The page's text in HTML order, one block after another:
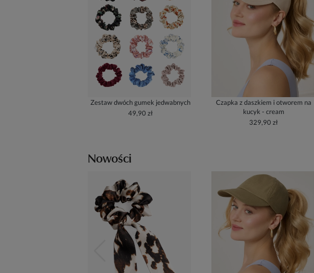
Zestaw dwóch gumek jedwabnych
49,90 zł
Czapka z daszkiem i otworem na
kucyk - cream
329,90 zł
Nowości